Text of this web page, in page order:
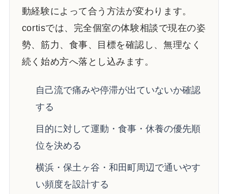
動経験によって合う方法が変わります。
cortisでは、完全個室の体験相談で現在の姿
勢、筋力、食事、目標を確認し、無理なく
続く始め方へ落とし込みます。
自己流で痛みや停滞が出ていないか確認
する
目的に対して運動・食事・休養の優先順
位を決める
横浜・保土ヶ谷・和田町周辺で通いやす
い頻度を設計する